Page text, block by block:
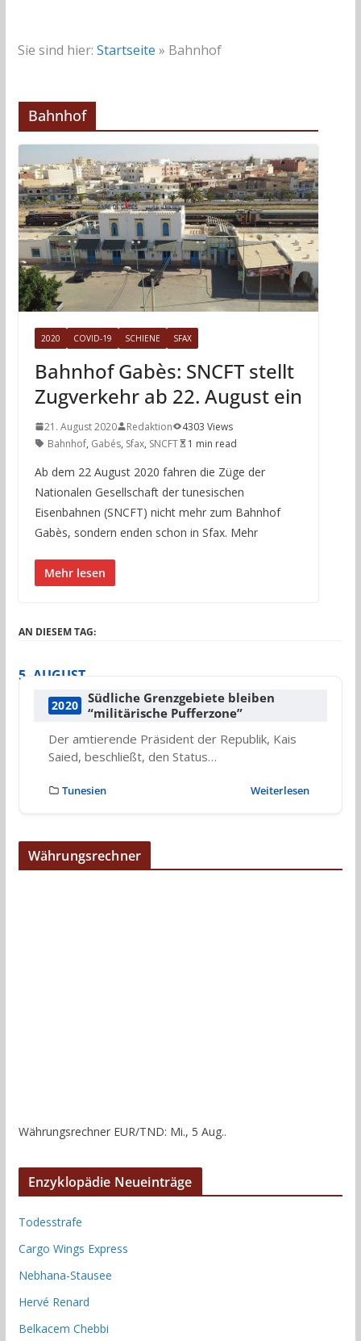
Sie sind hier: Startseite » Bahnhof
Bahnhof
2020 COVID-19 SCHIENE SFAX
Bahnhof Gabès: SNCFT stellt
Zugverkehr ab 22. August ein
21. August 2020 Redaktion
4303 Views
Bahnhof, Gabés, Sfax, SNCFT 1 min read
Ab dem 22 August 2020 fahren die Züge der
Nationalen Gesellschaft der tunesischen
Eisenbahnen (SNCFT) nicht mehr zum Bahnhof
Gabès, sondern enden schon in Sfax. Mehr
Mehr lesen
AN DIESEM TAG:
5. AUGUST
2020
Südliche Grenzgebiete bleiben
“militärische Pufferzone”
Der amtierende Präsident der Republik, Kais
Saied, beschließt, den Status…
Tunesien Weiterlesen
Währungsrechner
Währungsrechner EUR/TND: Mi., 5 Aug..
Enzyklopädie Neueinträge
Todesstrafe
Cargo Wings Express
Nebhana-Stausee
Hervé Renard
Belkacem Chebbi